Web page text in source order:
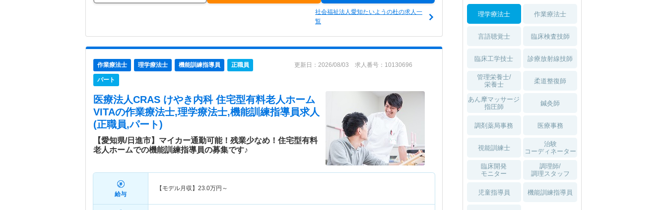
社会福祉法人愛知たいようの杜の求人一
覧
作業療法士 理学療法士 機能訓練指導員 正職員
パート
更新日：2026/08/03 求人番号：10130696
医療法人CRAS けやき内科 住宅型有料老人ホーム
VITAの作業療法士,理学療法士,機能訓練指導員求人
(正職員,パート)
【愛知県/日進市】マイカー通勤可能！残業少なめ！住宅型有料
老人ホームでの機能訓練指導員の募集です♪
給与
【モデル月収】 23.0万円～
理学療法士 作業療法士
言語聴覚士 臨床検査技師
臨床工学技士 診療放射線技師
管理栄養士/
栄養士
柔道整復師
あん摩マッサージ
指圧師
鍼灸師
調剤薬局事務 医療事務
視能訓練士
治験
コーディネーター
臨床開発
モニター
調理師/
調理スタッフ
児童指導員 機能訓練指導員